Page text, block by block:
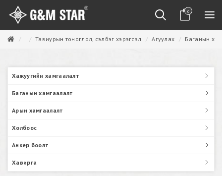
0
Тавиурын тоноглол, сэлбэг хэрэгсэл Агуулах Баганын
Хажуугийн хамгаалалт
Баганын хамгаалалт
Арын хамгаалалт
Холбоос
Анкер боолт
Хавирга